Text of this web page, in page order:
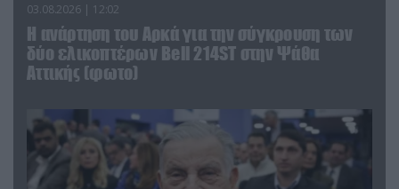
03.08.2026 | 12:02
Η ανάρτηση του Αρκά για την σύγκρουση των
δύο ελικοπτέρων Bell 214ST στην Ψάθα
Αττικής (φωτο)